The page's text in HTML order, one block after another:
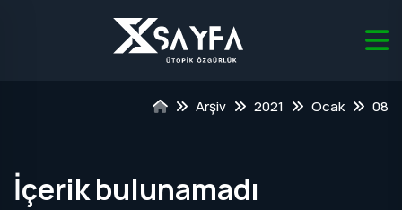
Arşiv 2021 Ocak 08
İçerik bulunamadı